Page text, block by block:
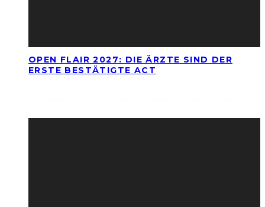
OPEN FLAIR 2027: DIE ÄRZTE SIND DER
ERSTE BESTÄTIGTE ACT